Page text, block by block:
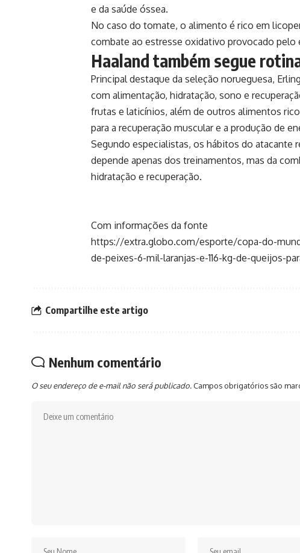
e da saúde óssea.
No caso do tomate, o alimento é rico em
combate ao estresse oxidativo provocado pelo
Haaland também segue
Principal destaque da seleção norueguesa,
com alimentação, hidratação, sono e
frutas e laticínios, além de outros alimentos
para a recuperação muscular e a produção de
Segundo especialistas, os hábitos do atacante
depende apenas dos treinamentos, mas da
hidratação e recuperação.
Com informações da fonte
https://extra.globo.com/esporte/copa-do-
de-peixes-6-mil-laranjas-e-116-kg-de-queijos-
Compartilhe este artigo
Nenhum comentário
O seu endereço de e-mail não será publicado. Campos obrigatórios são